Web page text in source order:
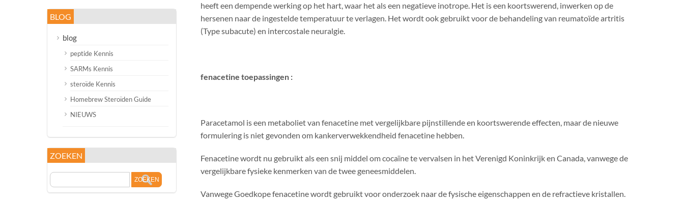
heeft een dempende werking op het hart, waar het als een negatieve inotrope. Het is een koortswerend, inwerken op de
hersenen naar de ingestelde temperatuur te verlagen. Het wordt ook gebruikt voor de behandeling van reumatoïde artritis
(Type subacute) en intercostale neuralgie.
fenacetine toepassingen :
Paracetamol is een metaboliet van fenacetine met vergelijkbare pijnstillende en koortswerende effecten, maar de nieuwe
formulering is niet gevonden om kankerverwekkendheid fenacetine hebben.
Fenacetine wordt nu gebruikt als een snij middel om cocaïne te vervalsen in het Verenigd Koninkrijk en Canada, vanwege de
vergelijkbare fysieke kenmerken van de twee geneesmiddelen.
Vanwege Goedkope fenacetine wordt gebruikt voor onderzoek naar de fysische eigenschappen en de refractieve kristallen.
BLOG
blog
peptide Kennis
SARMs Kennis
steroïde Kennis
Homebrew Steroïden Guide
NIEUWS
ZOEKEN